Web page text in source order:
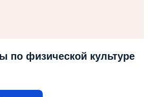
по физической культуре